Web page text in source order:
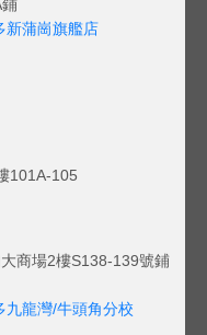
新蒲崗旗艦店
101A-105
商場2樓S138-139號鋪
九龍灣/牛頭角分校